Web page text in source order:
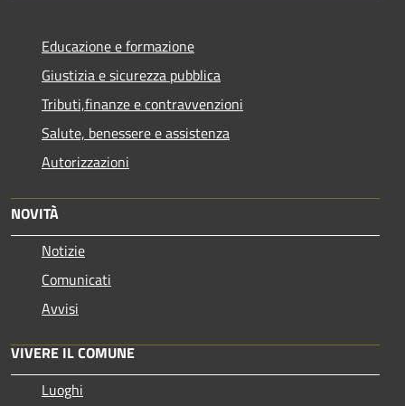
Educazione e formazione
Giustizia e sicurezza pubblica
Tributi,finanze e contravvenzioni
Salute, benessere e assistenza
Autorizzazioni
NOVITÀ
Notizie
Comunicati
Avvisi
VIVERE IL COMUNE
Luoghi